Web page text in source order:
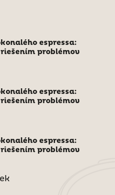
espressa:
problémov
espressa:
problémov
espressa:
problémov